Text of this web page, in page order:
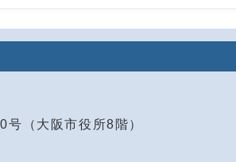
（大阪市役所8階）